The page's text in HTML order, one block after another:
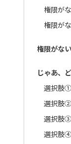
権限が
権限が
権限がな
じゃあ、
選択肢
選択肢
選択肢
選択肢